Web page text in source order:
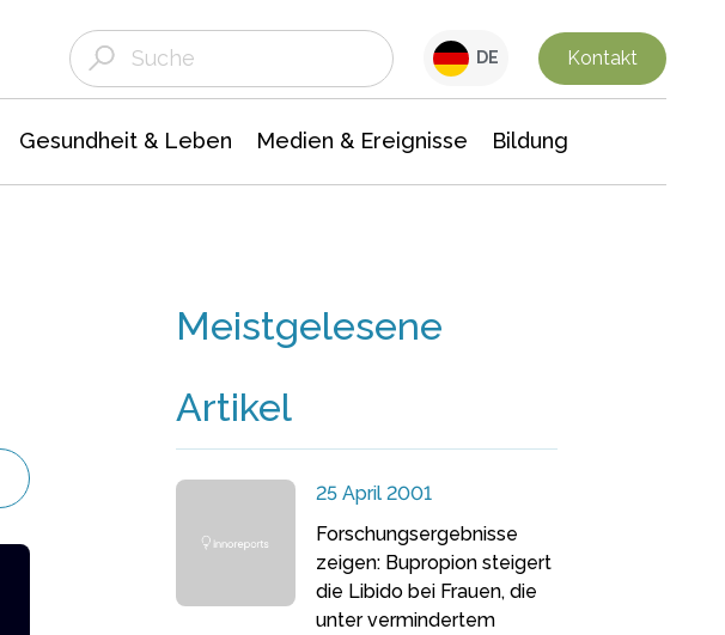
DE Kontakt
Gesundheit & Leben Medien & Ereignisse Bildung
Meistgelesene
Artikel
25 April 2001
Forschungsergebnisse
zeigen: Bupropion steigert
die Libido bei Frauen, die
unter vermindertem